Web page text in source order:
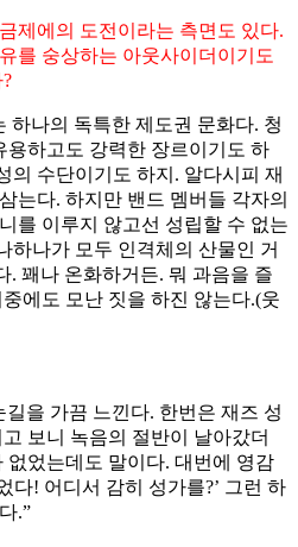
제에의 도전이라는 측면도 있다.
를 숭상하는 아웃사이더이기도
하나의 독특한 제도권 문화다. 청
용하고도 강력한 장르이기도 하
의 수단이기도 하지. 알다시피 재
는다. 하지만 밴드 멤버들 각자의
를 이루지 않고선 성립할 수 없는
하나가 모두 인격체의 산물인 거
. 꽤나 온화하거든. 뭐 과음을 즐
에도 모난 짓을 하진 않는다.(웃
을 가끔 느낀다. 한번은 재즈 성
보니 녹음의 절반이 날아갔더
없었는데도 말이다. 대번에 영감
다! 어디서 감히 성가를?’ 그런 하
.”